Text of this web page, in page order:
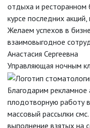
отдыха и ресторанном
курсе последних
Желаем успехов в
взаимовыгодное
Анастасия Сергеевна
Управляющая ночным
Благодарим рекламное
плодотворную работу
массовый рассылки
выполнение взятых на